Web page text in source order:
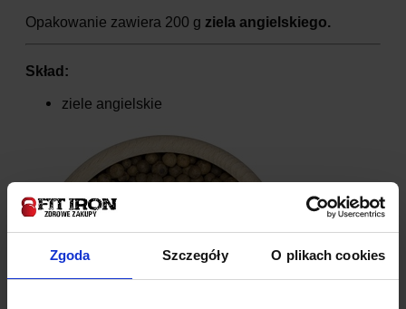
Zgoda Szczegóły O plikach cookies
Opakowanie zawiera 200 g ziela angielskiego.
Skład:
ziele angielskie